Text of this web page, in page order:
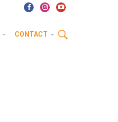
CONTACT